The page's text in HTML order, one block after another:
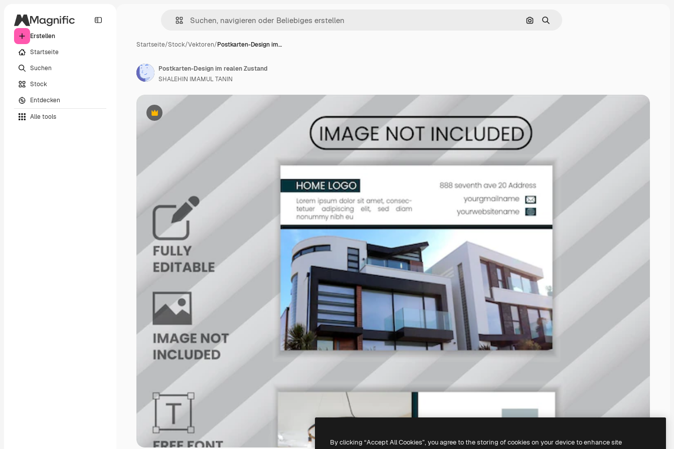
Erstellen
Startseite
Suchen
Stock
Entdecken
Alle tools
Nach Bild suchen
Suchen
Startseite/Stock/Vektoren/Postkarten-Design im…
Premium
Postkarten-Design im realen Zustand
SHALEHIN IMAMUL TANIN
By clicking “Accept All Cookies”, you agree to the storing of cookies on your device to enhance site